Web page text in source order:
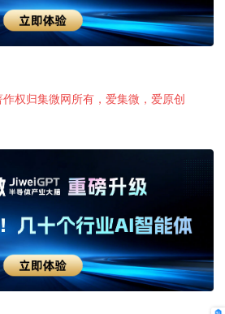
权归集微网所有，爱集微，爱原创